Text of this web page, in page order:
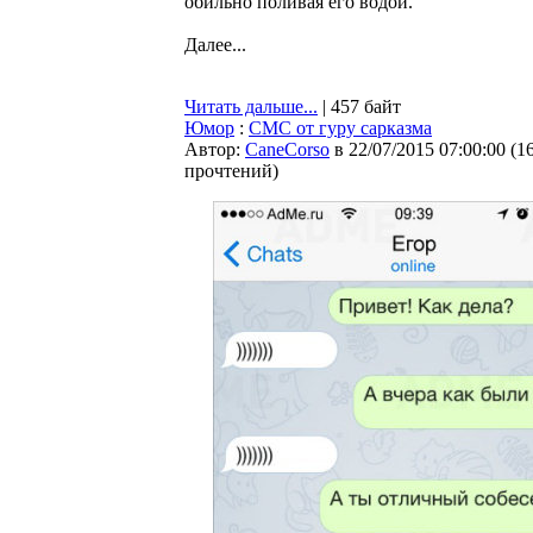
Далее...
Читать дальше... | 457 байт
Юмор : СМС от гуру сарказма
Автор: CaneCorso в 22/07/2015 07:00:00 (
прочтений)